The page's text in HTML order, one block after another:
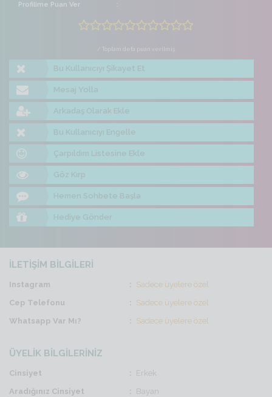
Profilime Puan Ver
/ Toplam defa puan verilmiş
Bu Kullanıcıyı Şikayet Et
Mesaj Yolla
Arkadaş Olarak Ekle
Bu Kullanıcıyı Engelle
Çarpıldım Listesine Ekle
Göz Kırp
Hemen Sohbete Başla
Hediye Gönder
İLETİŞİM BİLGİLERİ
Instagram
Sadece üyelere özel
Cep Telefonu
Sadece üyelere özel
Whatsapp Var Mı?
Sadece üyelere özel
ÜYELİK BİLGİLERİNİZ
Cinsiyet
Erkek
Aradığınız Cinsiyet
Bayan